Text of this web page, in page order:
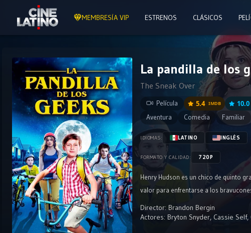
MEMBRESÍA VIP ESTRENOS CLÁSICOS
La pandilla de los
The Sneak Over
Película 5.4 IMDB 10.0
Aventura Comedia Familiar
IDIOMAS: LATINO INGLÉS
FORMATO Y CALIDAD: 720P
Henry Hudson es un chico de quinto
valor para enfrentarse a los
Director: Brandon Bergin
Actores: Bryton Snyder, Cassie Self,